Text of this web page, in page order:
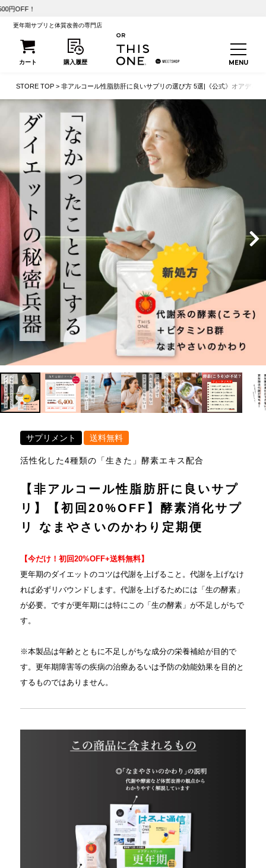
更年期サプリと体質改善の専門店
STORE TOP 非アルコール性脂肪肝に良いサプリの選び方 5選|《公式》オアディス
サプリメント 送料無料
活性化した4種類の「生きた」酵素エキス配合
【非アルコール性脂肪肝に良いサプ
リ】【初回20%OFF】酵素消化サプ
リ なまやさいのかわり定期便
【今だけ！初回20%OFF+送料無料】
更年期のダイエットのコツは代謝を上げること。代謝を上げなけ
れば必ずリバウンドします。代謝を上げるためには「生の酵素」
が必要。ですが更年期には特にこの「生の酵素」が不足しがちで
す。
※本製品は年齢とともに不足しがちな成分の栄養補給が目的で
す。更年期障害等の疾病の治療あるいは予防の効能効果を目的と
するものではありません。